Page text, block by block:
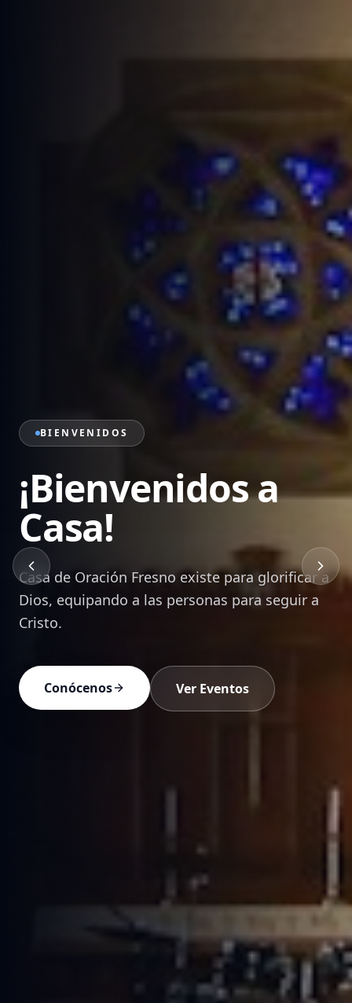
PRÉDICAS
Sana Doctrina de
la Palabra
Mensajes bíblicos que edifican, transforman y
equipan a cada creyente para vivir en Cristo.
Devocionales